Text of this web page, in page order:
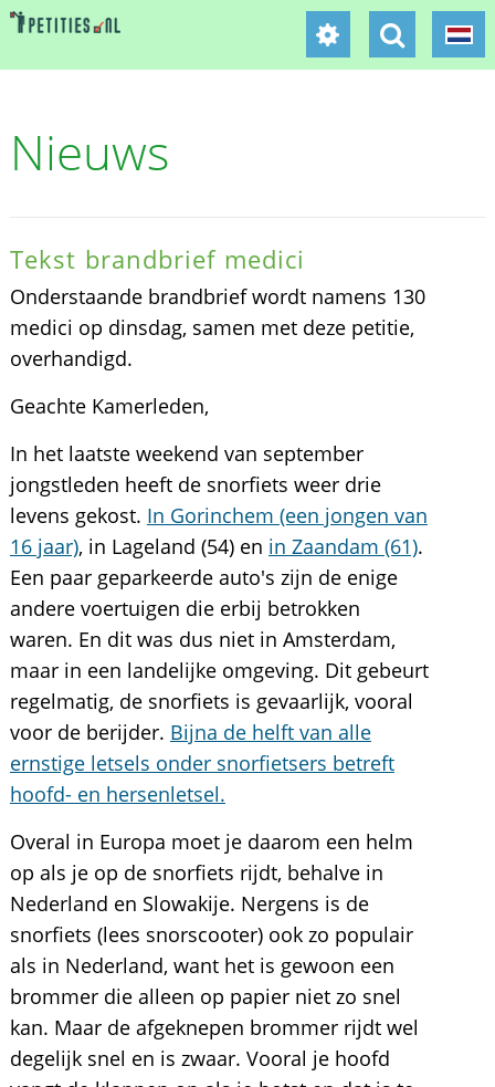
Nieuws
Tekst brandbrief medici
Onderstaande brandbrief wordt namens 130
medici op dinsdag, samen met deze petitie,
overhandigd.
Geachte Kamerleden,
In het laatste weekend van september
jongstleden heeft de snorfiets weer drie
levens gekost. In Gorinchem (een jongen van
16 jaar), in Lageland (54) en in Zaandam (61).
Een paar geparkeerde auto's zijn de enige
andere voertuigen die erbij betrokken
waren. En dit was dus niet in Amsterdam,
maar in een landelijke omgeving. Dit gebeurt
regelmatig, de snorfiets is gevaarlijk, vooral
voor de berijder. Bijna de helft van alle
ernstige letsels onder snorfietsers betreft
hoofd- en hersenletsel.
Overal in Europa moet je daarom een helm
op als je op de snorfiets rijdt, behalve in
Nederland en Slowakije. Nergens is de
snorfiets (lees snorscooter) ook zo populair
als in Nederland, want het is gewoon een
brommer die alleen op papier niet zo snel
kan. Maar de afgeknepen brommer rijdt wel
degelijk snel en is zwaar. Vooral je hoofd